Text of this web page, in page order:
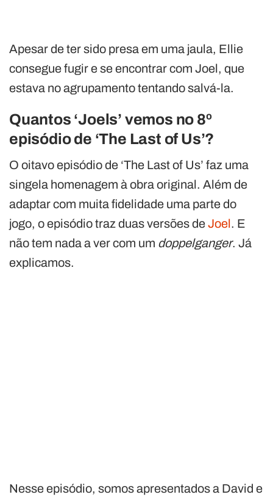
Apesar de ter sido presa em uma jaula, Ellie
consegue fugir e se encontrar com Joel, que
estava no agrupamento tentando salvá-la.
Quantos ‘Joels’ vemos no 8º
episódio de ‘The Last of Us’?
O oitavo episódio de ‘The Last of Us’ faz uma
singela homenagem à obra original. Além de
adaptar com muita fidelidade uma parte do
jogo, o episódio traz duas versões deJoel. E
não tem nada a ver com um doppelganger. Já
explicamos.
Nesse episódio, somos apresentados a David e